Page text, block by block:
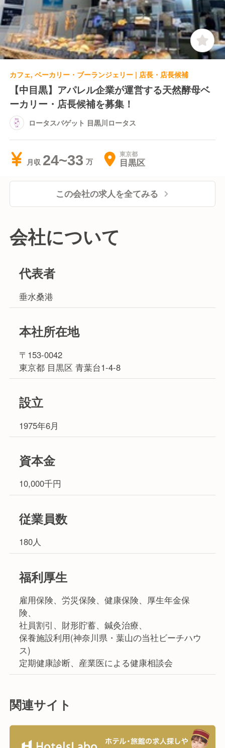
カフェ, ベーカリー・ブーランジェリー | 店長・店長候補
【中目黒】アパレル企業が運営する天然酵母ベ
ーカリー・店長候補を募集！
ロータスバゲット 目黒川ロータス
月収 24~33 東京都
目黒区
この会社の求人を全てみる
会社について
代表者
垂水桑港
本社所在地
〒153-0042
東京都 目黒区 青葉台1-4-8
設立
1975年6月
資本金
10,000千円
従業員数
180人
福利厚生
雇用保険、労災保険、健康保険、厚生年金保
険、
社員割引、財形貯蓄、鍼灸治療、
保養施設利用(神奈川県・葉山の当社ビーチハウ
ス)
定期健康診断、産業医による健康相談会
関連サイト